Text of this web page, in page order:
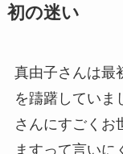
初の迷い
真由子さんは最
を躊躇していま
さんにすごくお
ますって言いに